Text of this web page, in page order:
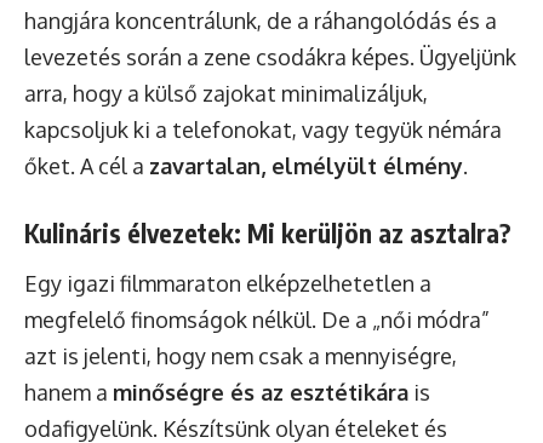
hangjára koncentrálunk, de a ráhangolódás és a
levezetés során a zene csodákra képes. Ügyeljünk
arra, hogy a külső zajokat minimalizáljuk,
kapcsoljuk ki a telefonokat, vagy tegyük némára
őket. A cél a zavartalan, elmélyült élmény.
Kulináris élvezetek: Mi kerüljön az asztalra?
Egy igazi filmmaraton elképzelhetetlen a
megfelelő finomságok nélkül. De a „női módra”
azt is jelenti, hogy nem csak a mennyiségre,
hanem a minőségre és az esztétikára is
odafigyelünk. Készítsünk olyan ételeket és